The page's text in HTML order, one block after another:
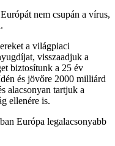
nem csupán a vírus,
a világpiaci
visszaadjuk a
biztosítunk a 25 év
és jövőre 2000 milliárd
alacsonyan tartjuk a
ellenére is.
Európa legalacsonyabb